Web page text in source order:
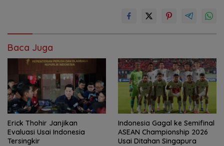
Baca Juga
Erick Thohir Janjikan
Evaluasi Usai Indonesia
Tersingkir
Indonesia Gagal ke Semifinal
ASEAN Championship 2026
Usai Ditahan Singapura